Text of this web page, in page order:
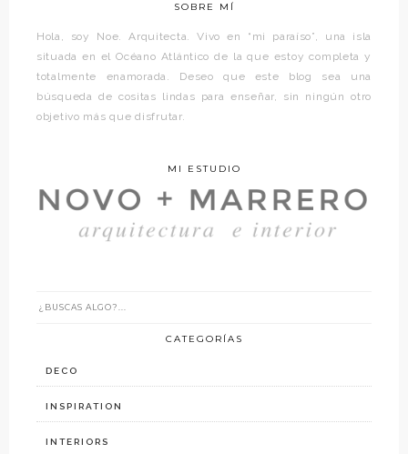
SOBRE MÍ
Hola, soy Noe. Arquitecta. Vivo en “mi paraíso”, una isla
situada en el Océano Atlántico de la que estoy completa y
totalmente enamorada. Deseo que este blog sea una
búsqueda de cositas lindas para enseñar, sin ningún otro
objetivo más que disfrutar.
MI ESTUDIO
CATEGORÍAS
DECO
INSPIRATION
INTERIORS